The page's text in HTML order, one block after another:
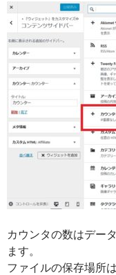
カウンタの数はデー
ます。
ファイルの保存場所